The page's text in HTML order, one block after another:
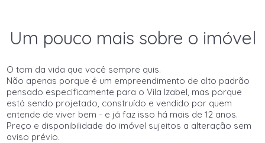
Um pouco mais sobre o imóvel
O tom da vida que você sempre quis.
Não apenas porque é um empreendimento de alto padrão
pensado especificamente para o Vila Izabel, mas porque
está sendo projetado, construído e vendido por quem
entende de viver bem - e já faz isso há mais de 12 anos.
Preço e disponibilidade do imóvel sujeitos a alteração sem
aviso prévio.